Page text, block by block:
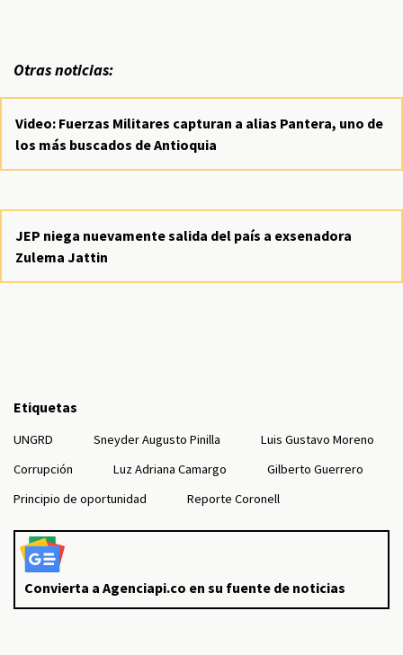
Otras noticias:
Video: Fuerzas Militares capturan a alias Pantera, uno de
los más buscados de Antioquia
JEP niega nuevamente salida del país a exsenadora
Zulema Jattin
Etiquetas
UNGRD Sneyder Augusto Pinilla
Luis Gustavo Moreno
Corrupción
Luz Adriana Camargo
Gilberto Guerrero
Principio de oportunidad
Reporte Coronell
Convierta a Agenciapi.co en su fuente de noticias